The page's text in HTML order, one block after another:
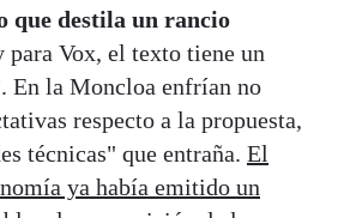
que destila un rancio
para Vox, el texto tiene un
En la Moncloa enfrían no
respecto a la propuesta,
técnicas" que entraña. El
ya había emitido un